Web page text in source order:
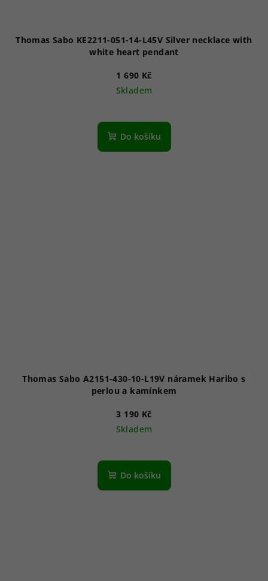
Thomas Sabo KE2211-051-14-L45V Silver necklace with
white heart pendant
1 690 Kč
Skladem
Do košíku
Thomas Sabo A2151-430-10-L19V náramek Haribo s
perlou a kamínkem
3 190 Kč
Skladem
Do košíku